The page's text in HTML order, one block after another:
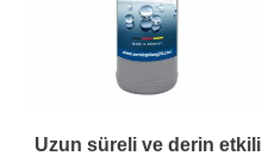
Uzun süreli ve derin etkili